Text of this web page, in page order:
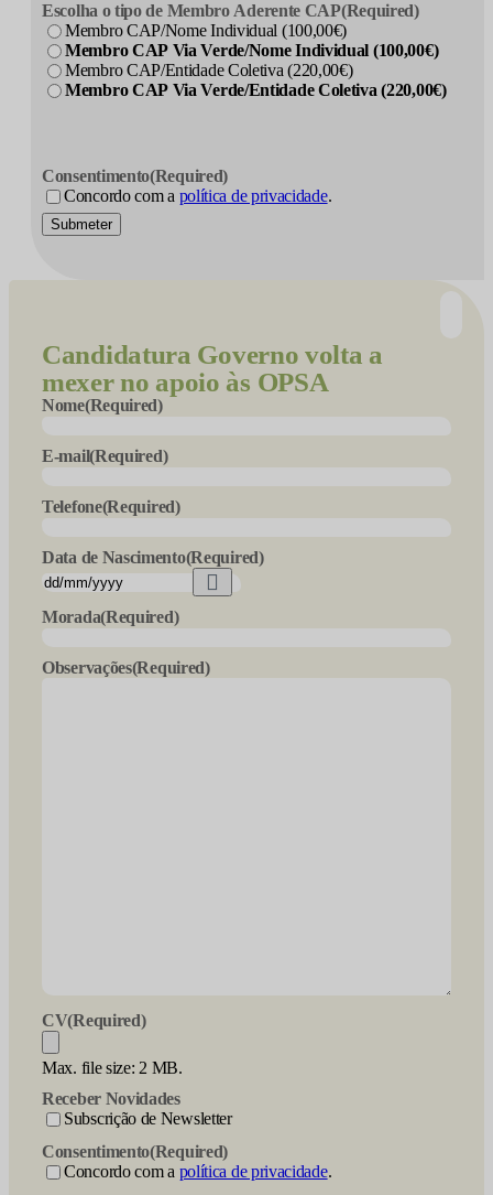
Escolha o tipo de Membro Aderente CAP(Required)
Membro CAP/Nome Individual (100,00€)
Membro CAP Via Verde/Nome Individual (100,00€)
Membro CAP/Entidade Coletiva (220,00€)
Membro CAP Via Verde/Entidade Coletiva (220,00€)
Consentimento(Required)
Concordo com a política de privacidade.
Submeter
Candidatura Governo volta a
mexer no apoio às OPSA
Nome(Required)
E-mail(Required)
Telefone(Required)
Data de Nascimento(Required)
Morada(Required)
Observações(Required)
CV(Required)
Max. file size: 2 MB.
Receber Novidades
Subscrição de Newsletter
Consentimento(Required)
Concordo com a política de privacidade.